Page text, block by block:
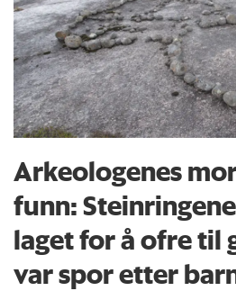
Arkeologenes
funn:
laget for å ofre til
var spor etter